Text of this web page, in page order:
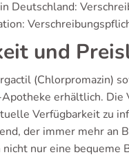
Deutschland:
und
(Chlorpromazin)
erhältlich. Die
Verfügbarkeit zu
der immer mehr
nur eine bequeme